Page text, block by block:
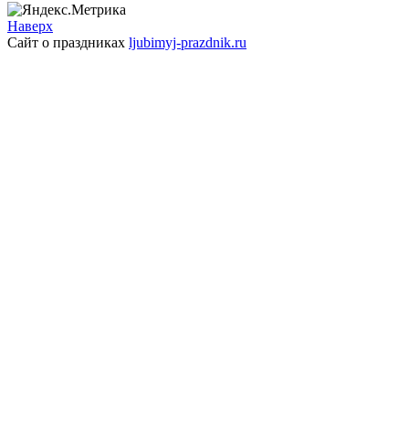
Наверх
Сайт о праздниках ljubimyj-prazdnik.ru